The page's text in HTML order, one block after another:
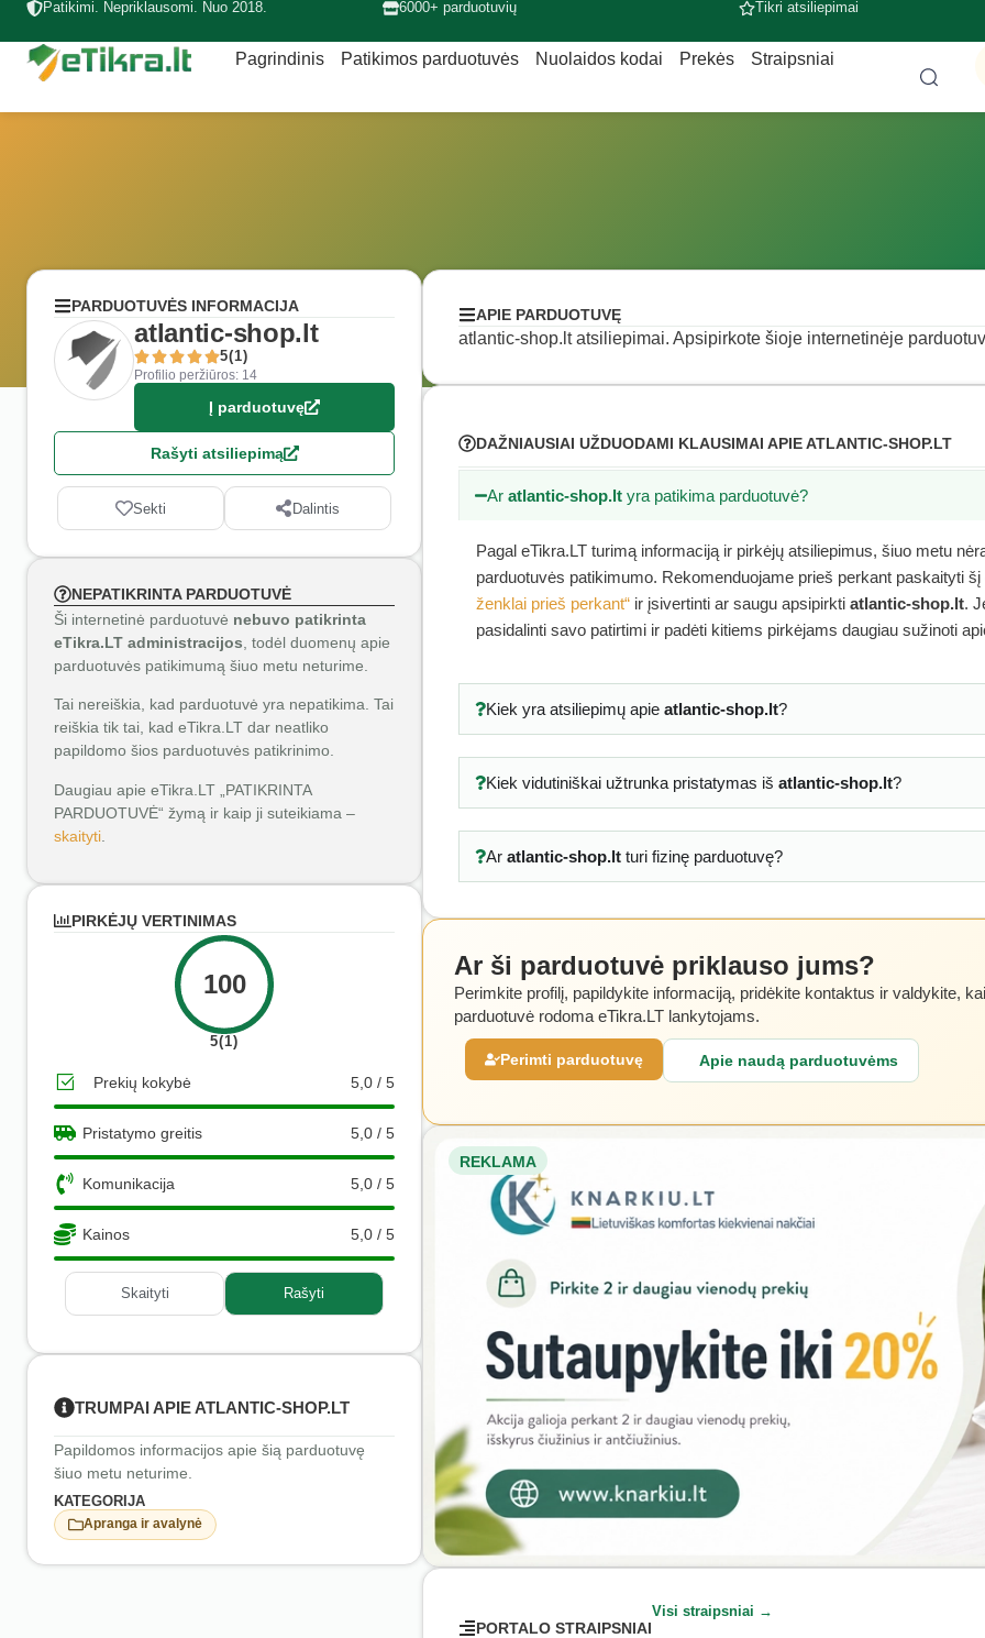
Patikimi. Nepriklausomi. Nuo 2018. 6000+ parduotuvių Tikri atsiliepimai
Pagrindinis Patikimos parduotuvės Nuolaidos kodai Prekės Straipsniai
PARDUOTUVĖS INFORMACIJA
atlantic-shop.lt
5(1)
Profilio peržiūros: 14
Į parduotuvę
Rašyti atsiliepimą
Sekti Dalintis
NEPATIKRINTA PARDUOTUVĖ
Ši internetinė parduotuvė nebuvo patikrinta
eTikra.LT administracijos , todėl duomenų apie
parduotuvės patikimumą šiuo metu neturime.
Tai nereiškia, kad parduotuvė yra nepatikima. Tai
reiškia tik tai, kad eTikra.LT dar neatliko
papildomo šios parduotuvės patikrinimo.
Daugiau apie eTikra.LT „PATIKRINTA
PARDUOTUVĖ“ žymą ir kaip ji suteikiama –
skaityti
PIRKĖJŲ VERTINIMAS
100
5(1)
Prekių kokybė 5,0 / 5
Pristatymo greitis 5,0 / 5
Komunikacija 5,0 / 5
Kainos 5,0 / 5
Skaityti Rašyti
TRUMPAI APIE ATLANTIC-SHOP.LT
Papildomos informacijos apie šią parduotuvę
šiuo metu neturime.
KATEGORIJA
Apranga ir avalynė
APIE PARDUOTUVĘ
atlantic-shop.lt atsiliepimai. Apsipirkote šioje internetinėje
DAŽNIAUSIAI UŽDUODAMI KLAUSIMAI APIE ATLANTIC-SHOP.LT
Aratlantic-shop.lt yra patikima parduotuvė?
Pagal eTikra.LT turimą informaciją ir pirkėjų atsiliepimus, šiuo metu
parduotuvės patikimumo. Rekomenduojame prieš perkant paskaityti šį
ženklai prieš perkant“ ir įsivertinti ar saugu apsipirkti atlantic-shop.lt.
pasidalinti savo patirtimi ir padėti kitiems pirkėjams daugiau sužinoti
Kiek yra atsiliepimų apie atlantic-shop.lt?
Kiek vidutiniškai užtrunka pristatymas iš atlantic-shop.lt?
Ar atlantic-shop.ltturi fizinę parduotuvę?
Ar ši parduotuvė priklauso jums?
Perimkite profilį, papildykite informaciją, pridėkite kontaktus ir valdykite,
parduotuvė rodoma eTikra.LT lankytojams.
Perimti parduotuvę Apie naudą parduotuvėms
REKLAMA
PORTALO STRAIPSNIAI
Visi straipsniai →